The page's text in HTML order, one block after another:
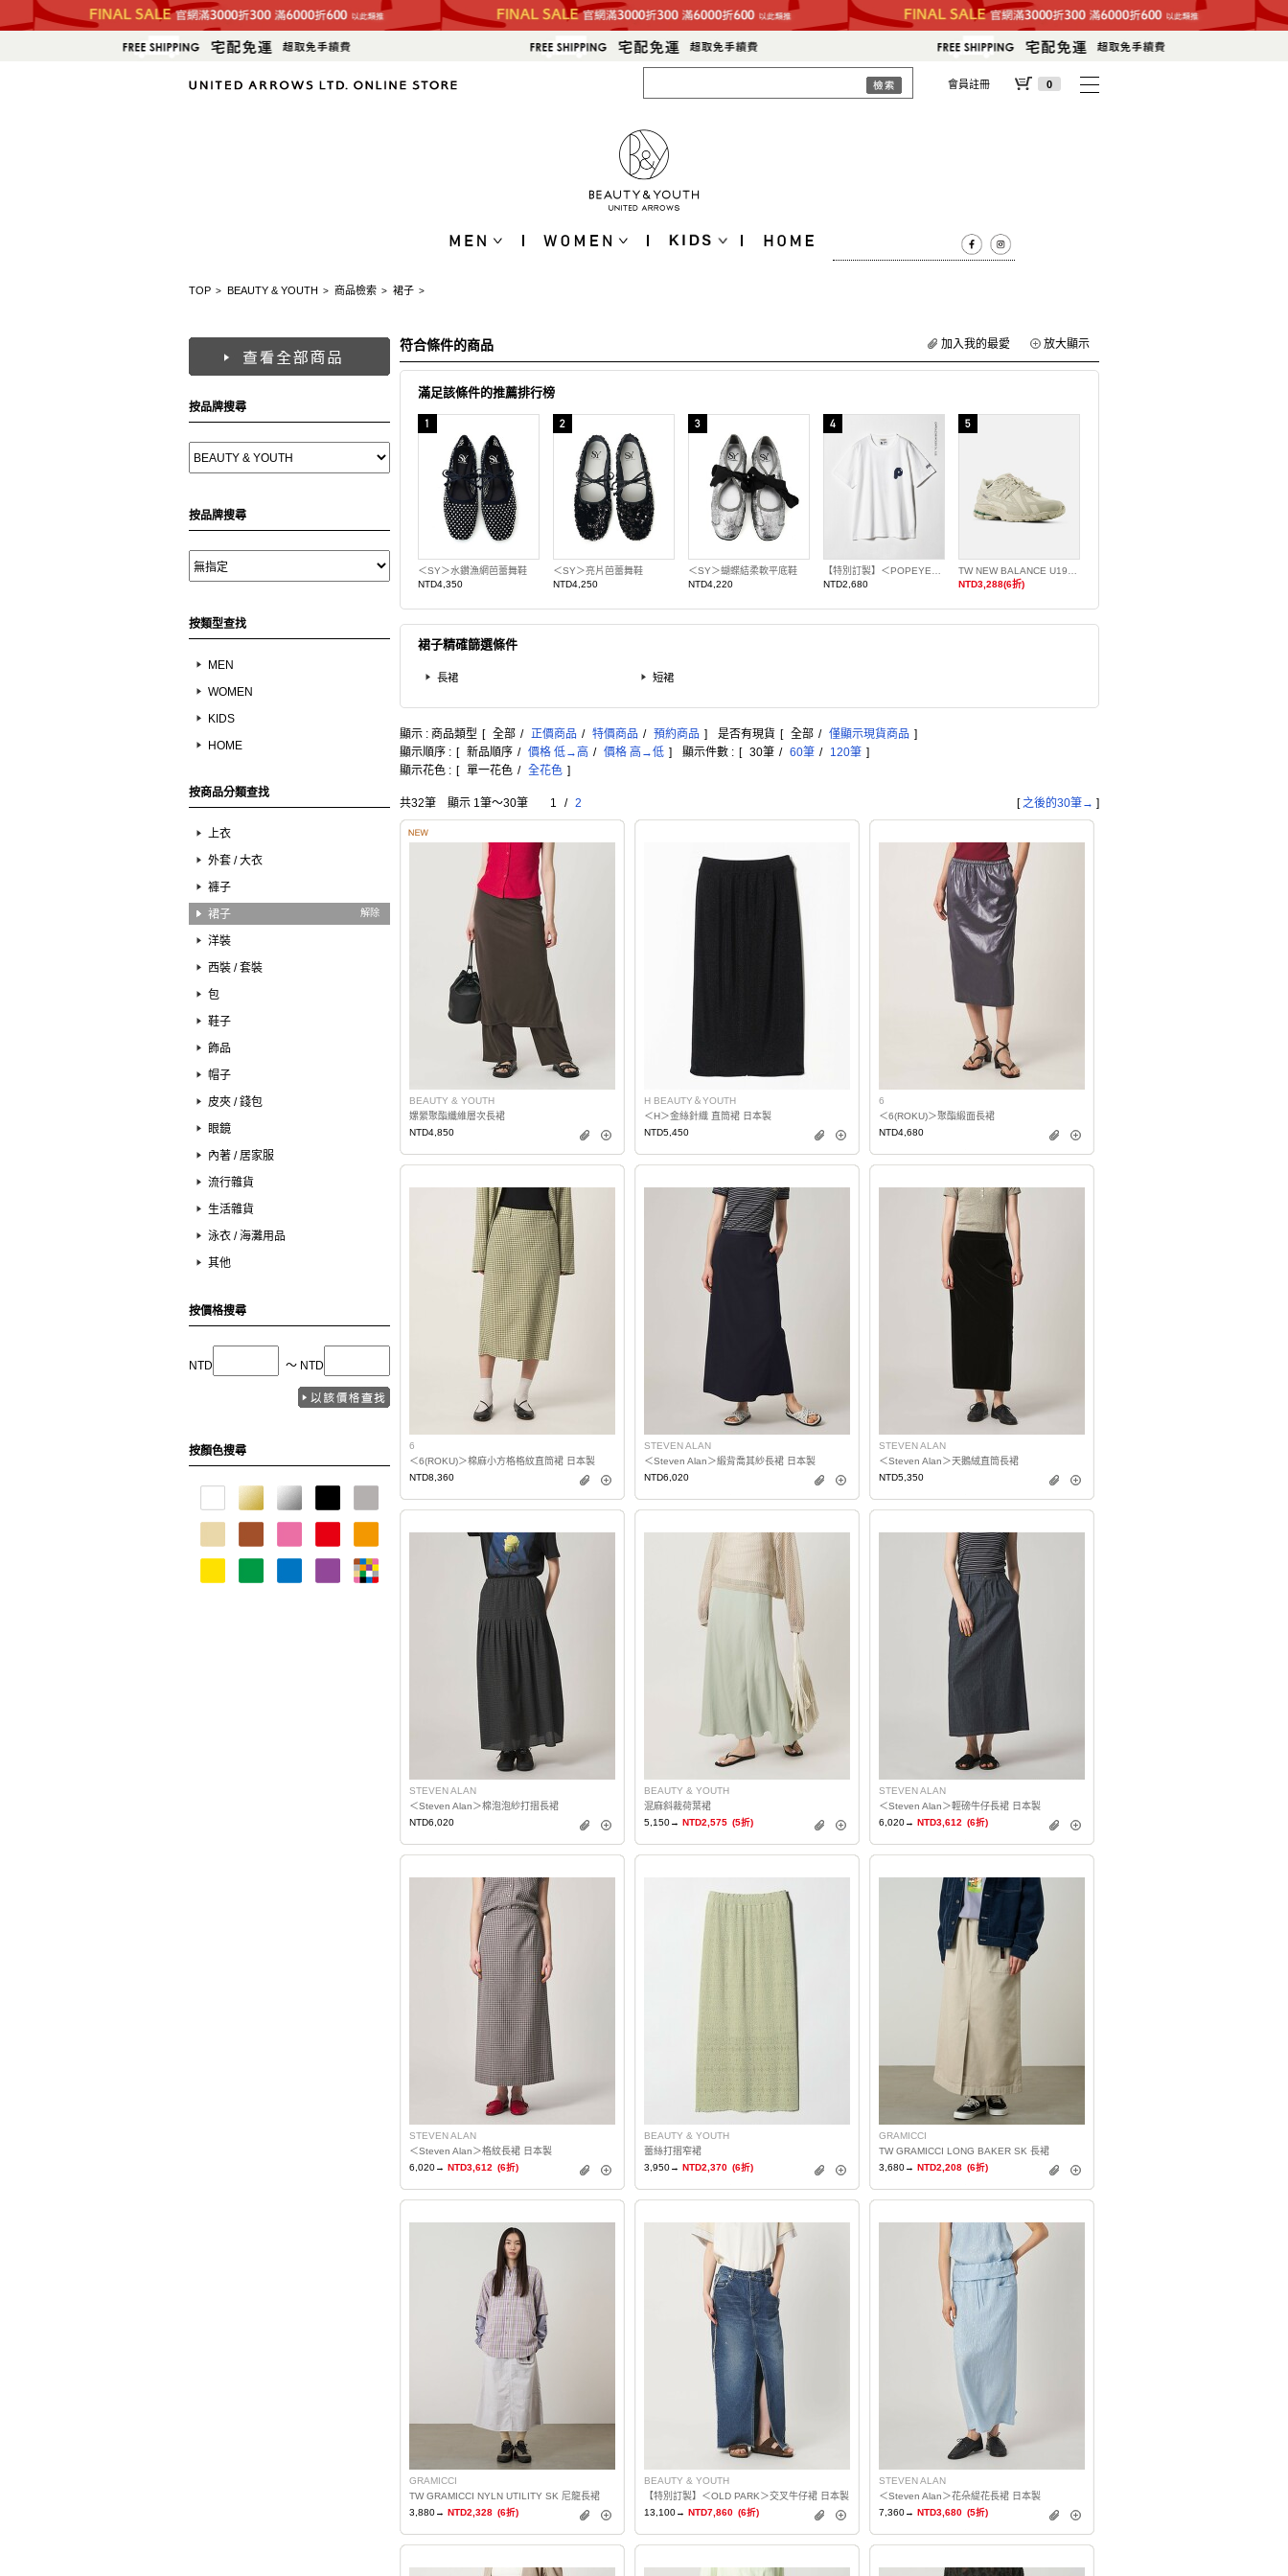
會員註冊 0
TOP > BEAUTY & YOUTH > 商品檢索 > 裙子 >
按品牌搜尋
按品牌搜尋
按類型查找
MEN
WOMEN
KIDS
HOME
按商品分類查找
上衣
外套 / 大衣
褲子
裙子
解除
洋裝
西裝 / 套裝
包
鞋子
飾品
帽子
皮夾 / 錢包
眼鏡
內著 / 居家服
流行雜貨
生活雜貨
泳衣 / 海灘用品
其他
按價格搜尋
NTD 〜 NTD
按顏色搜尋
符合條件的商品 放大顯示
加入我的最愛
滿足該條件的推薦排行榜
＜SY＞水鑽漁網芭蕾舞鞋
NTD4,350
＜SY＞亮片芭蕾舞鞋
NTD4,250
＜SY＞蝴蝶結柔軟平底鞋
NTD4,220
NTD2,680
NTD3,288(6折)
裙子精確篩選條件
長裙 短裙
顯示 : 商品類型 [ 全部 / 正價商品 / 特價商品 / 預約商品 ] 是否有現貨 [ 全部 / 僅顯示現貨商品 ]
顯示順序 : [ 新品順序 / 價格 低→高 / 價格 高→低 ] 顯示件數 : [ 30筆 / 60筆 / 120筆 ]
顯示花色 : [ 單一花色 / 全花色 ]
共32筆 顯示 1筆〜30筆 1 / 2 [ 之後的30筆→ ]
BEAUTY & YOUTH
嫘縈聚酯纖維層次長裙
NTD4,850
H BEAUTY＆YOUTH
＜H＞金絲針織 直筒裙 日本製
NTD5,450
6
＜6(ROKU)＞聚酯緞面長裙
NTD4,680
6
＜6(ROKU)＞棉麻小方格格紋直筒裙 日本製
NTD8,360
STEVEN ALAN
＜Steven Alan＞緞背喬其紗長裙 日本製
NTD6,020
STEVEN ALAN
＜Steven Alan＞天鵝絨直筒長裙
NTD5,350
STEVEN ALAN
＜Steven Alan＞棉泡泡紗打摺長裙
NTD6,020
BEAUTY & YOUTH
混麻斜裁荷葉裙
5,150→ NTD2,575 (5折)
STEVEN ALAN
＜Steven Alan＞輕磅牛仔長裙 日本製
6,020→ NTD3,612 (6折)
STEVEN ALAN
＜Steven Alan＞格紋長裙 日本製
6,020→ NTD3,612 (6折)
BEAUTY & YOUTH
蕾絲打摺窄裙
3,950→ NTD2,370 (6折)
GRAMICCI
TW GRAMICCI LONG BAKER SK 長裙
3,680→ NTD2,208 (6折)
GRAMICCI
TW GRAMICCI NYLN UTILITY SK 尼龍長裙
3,880→ NTD2,328 (6折)
BEAUTY & YOUTH
【特別訂製】＜OLD PARK＞交叉牛仔裙 日本製
13,100→ NTD7,860 (6折)
STEVEN ALAN
＜Steven Alan＞花朵緹花長裙 日本製
7,360→ NTD3,680 (5折)